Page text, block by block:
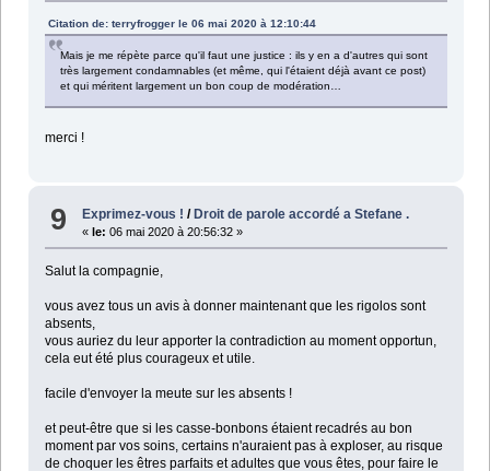
Citation de: terryfrogger le 06 mai 2020 à 12:10:44
Mais je me répète parce qu'il faut une justice : ils y en a d'autres qui sont
très largement condamnables (et même, qui l'étaient déjà avant ce post)
et qui méritent largement un bon coup de modération…
merci !
9 Exprimez-vous ! /Droit de parole accordé a Stefane .
«le: 06 mai 2020 à 20:56:32 »
Salut la compagnie,
vous avez tous un avis à donner maintenant que les rigolos sont
absents,
vous auriez du leur apporter la contradiction au moment opportun,
cela eut été plus courageux et utile.
facile d'envoyer la meute sur les absents !
et peut-être que si les casse-bonbons étaient recadrés au bon
moment par vos soins, certains n'auraient pas à exploser, au risque
de choquer les êtres parfaits et adultes que vous êtes, pour faire le